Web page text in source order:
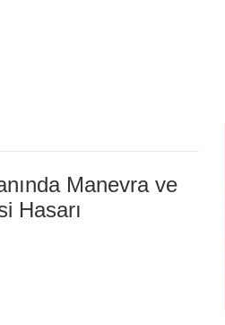
Manevra ve
Hasarı